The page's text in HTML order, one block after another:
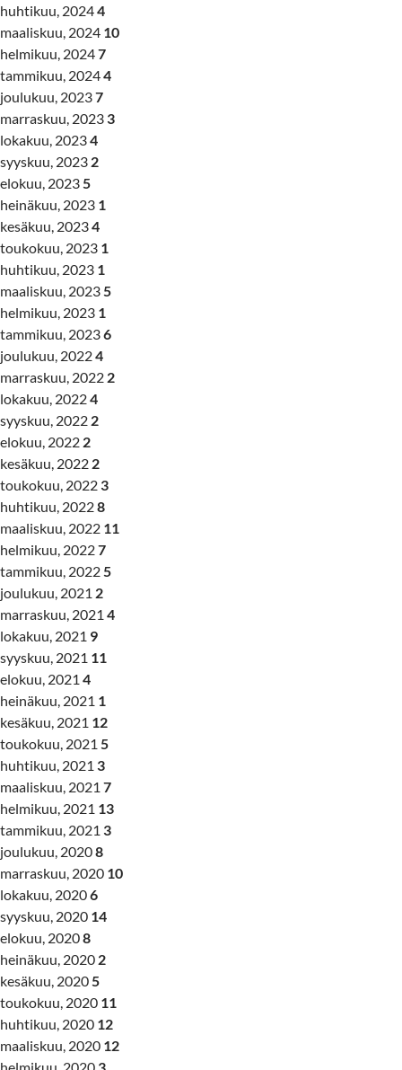
huhtikuu, 20244
maaliskuu, 2024 10
helmikuu, 20247
tammikuu, 20244
joulukuu, 20237
marraskuu, 2023 3
lokakuu, 20234
syyskuu, 2023 2
elokuu, 2023 5
heinäkuu, 2023 1
kesäkuu, 20234
toukokuu, 2023 1
huhtikuu, 2023 1
maaliskuu, 2023 5
helmikuu, 2023 1
tammikuu, 20236
joulukuu, 20224
marraskuu, 2022 2
lokakuu, 20224
syyskuu, 2022 2
elokuu, 2022 2
kesäkuu, 2022 2
toukokuu, 2022 3
huhtikuu, 20228
maaliskuu, 2022 11
helmikuu, 20227
tammikuu, 2022 5
joulukuu, 2021 2
marraskuu, 2021 4
lokakuu, 2021 9
syyskuu, 2021 11
elokuu, 2021 4
heinäkuu, 2021 1
kesäkuu, 2021 12
toukokuu, 2021 5
huhtikuu, 2021 3
maaliskuu, 2021 7
helmikuu, 2021 13
tammikuu, 2021 3
joulukuu, 20208
marraskuu, 2020 10
lokakuu, 20206
syyskuu, 2020 14
elokuu, 20208
heinäkuu, 2020 2
kesäkuu, 2020 5
toukokuu, 2020 11
huhtikuu, 2020 12
maaliskuu, 2020 12